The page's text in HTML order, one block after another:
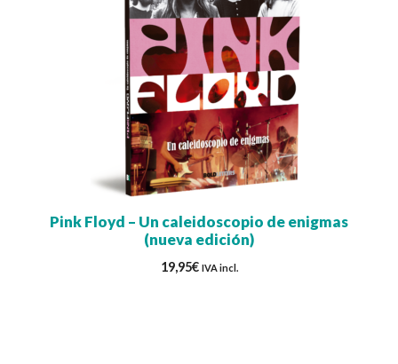
Pink Floyd – Un caleidoscopio de enigmas
(nueva edición)
19,95€ IVA incl.